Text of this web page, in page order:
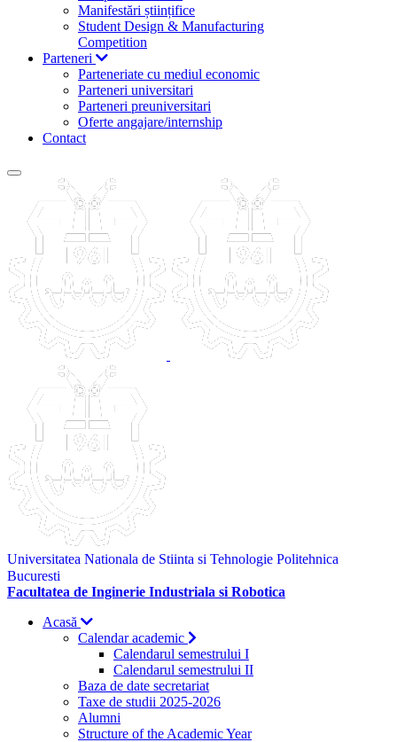
Manifestări științifice
Student Design & Manufacturing
Competition
Parteneri
Parteneriate cu mediul economic
Parteneri universitari
Parteneri preuniversitari
Oferte angajare/internship
Contact
Universitatea Nationala de Stiinta si Tehnologie Politehnica
Bucuresti
Facultatea de Inginerie Industriala si Robotica
Acasă
Calendar academic
Calendarul semestrului I
Calendarul semestrului II
Baza de date secretariat
Taxe de studii 2025-2026
Alumni
Structure of the Academic Year